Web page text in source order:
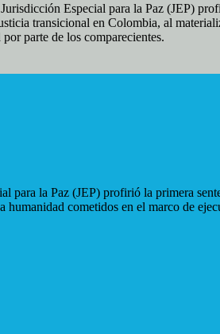
Especial para la Paz (JEP)
transicional en Colombia, al
parte de los comparecientes.
para la Paz (JEP) profirió la primera
cometidos en el marco de